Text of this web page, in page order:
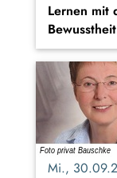
Lernen mit
Mi.,